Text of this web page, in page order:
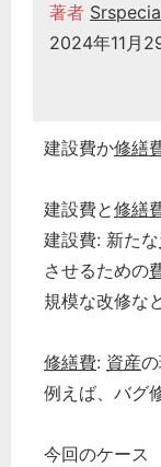
著者
2024年11月
建設費か修繕
建設費と修繕
建設費: 新たな
させるための
規模な改修など
修繕費: 資産
例えば、バグ
今回のケース